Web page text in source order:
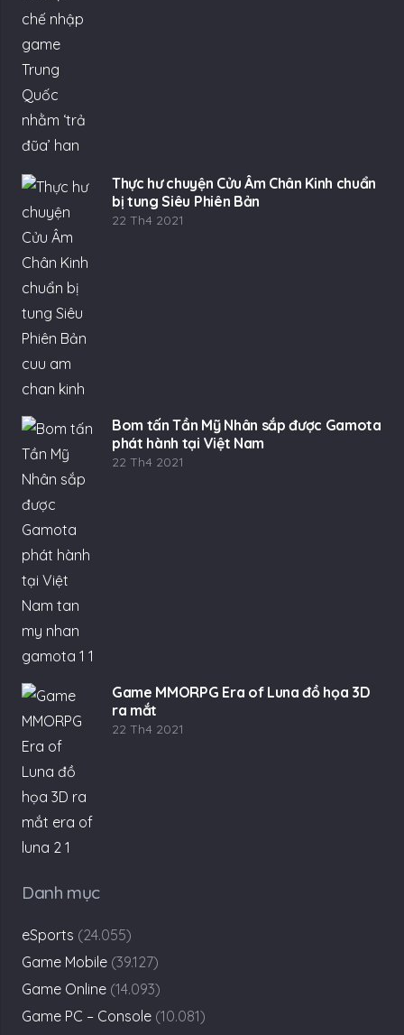
Thực hư chuyện Cửu Âm Chân Kinh chuẩn
bị tung Siêu Phiên Bản
22 Th4 2021
Bom tấn Tần Mỹ Nhân sắp được Gamota
phát hành tại Việt Nam
22 Th4 2021
Game MMORPG Era of Luna đồ họa 3D
ra mắt
22 Th4 2021
Danh mục
eSports (24.055)
Game Mobile (39.127)
Game Online (14.093)
Game PC – Console (10.081)